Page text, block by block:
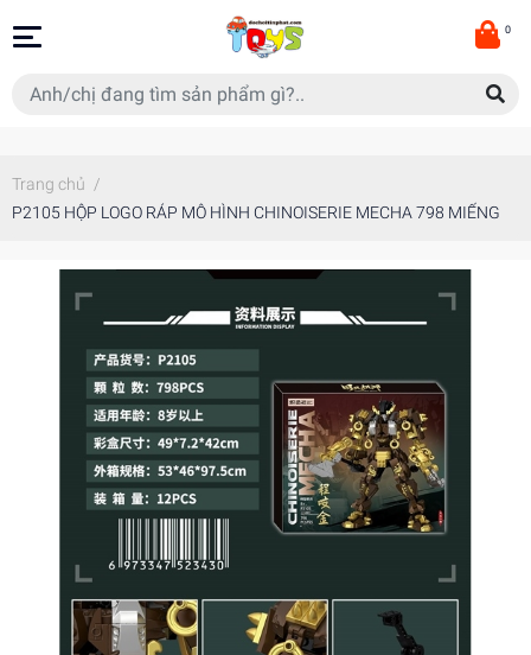
0
Trang chủ /
P2105 HỘP LOGO RÁP MÔ HÌNH CHINOISERIE MECHA 798 MIẾNG